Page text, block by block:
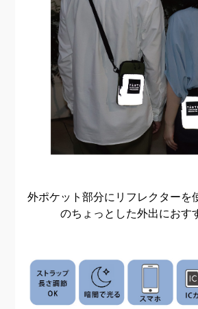
外ポケット部分にリフレクターを
のちょっとした外出におす